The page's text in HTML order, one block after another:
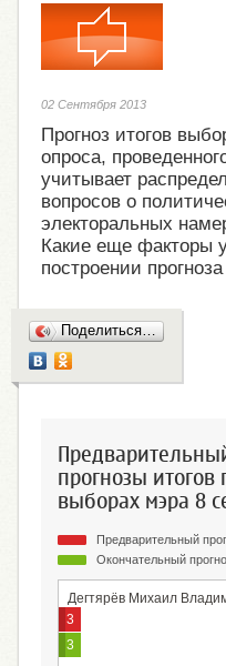
02 Сентября 2013
Прогноз итогов
опроса,
учитывает
вопросов о
электоральных
Какие еще факторы
построении
прогнозы итогов
выборах мэра 8
Предварительный
Окончательный
Дегтярёв Михаил
3
3
Поделиться…